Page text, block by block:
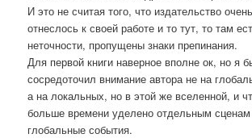
И это не считая того, что издательство
отнеслось к своей работе и то тут, то там
неточности, пропущены знаки препинания.
Для первой книги наверное вполне ок, но я
сосредоточил внимание автора не на
а на локальных, но в этой же вселенной, и
больше времени уделено отдельным сценам
глобальные события.